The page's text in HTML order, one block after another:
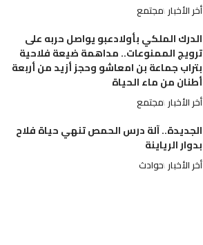
أخر الأخبار مجتمع
الدرك الملكي بأولادعبو يواصل حربه على
ترويج الممنوعات.. مداهمة ضيعة فلاحية
بتراب جماعة بن امعاشو وحجز أزيد من أربعة
أطنان من ماء الحياة
أخر الأخبار مجتمع
الجديدة.. آلة درس الحمص تنهي حياة فلاح
بدوار الرياينة
أخر الأخبار حوادث